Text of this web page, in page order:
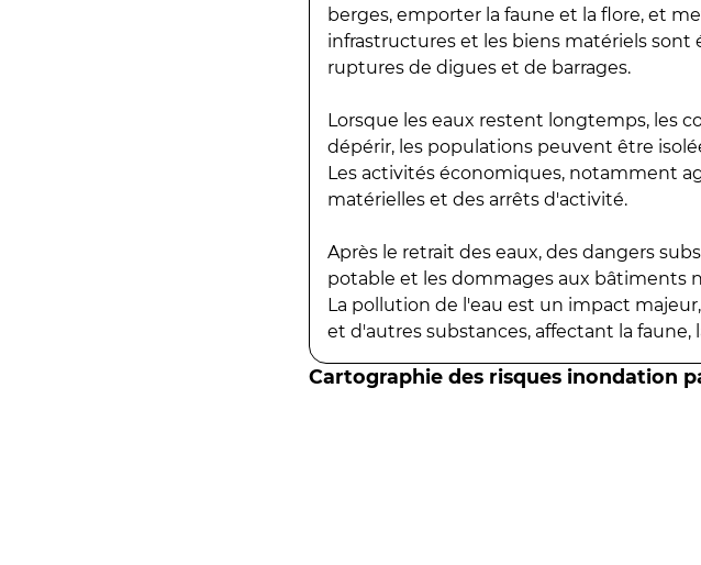
berges, emporter la faune et la flore, et
infrastructures et les biens matériels sont
ruptures de digues et de barrages.
Lorsque les eaux restent longtemps, les
dépérir, les populations peuvent être
Les activités économiques, notamment
matérielles et des arrêts d'activité.
Après le retrait des eaux, des dangers
potable et les dommages aux bâtiments
La pollution de l'eau est un impact
et d'autres substances, affectant la faune,
Cartographie des risques inondation